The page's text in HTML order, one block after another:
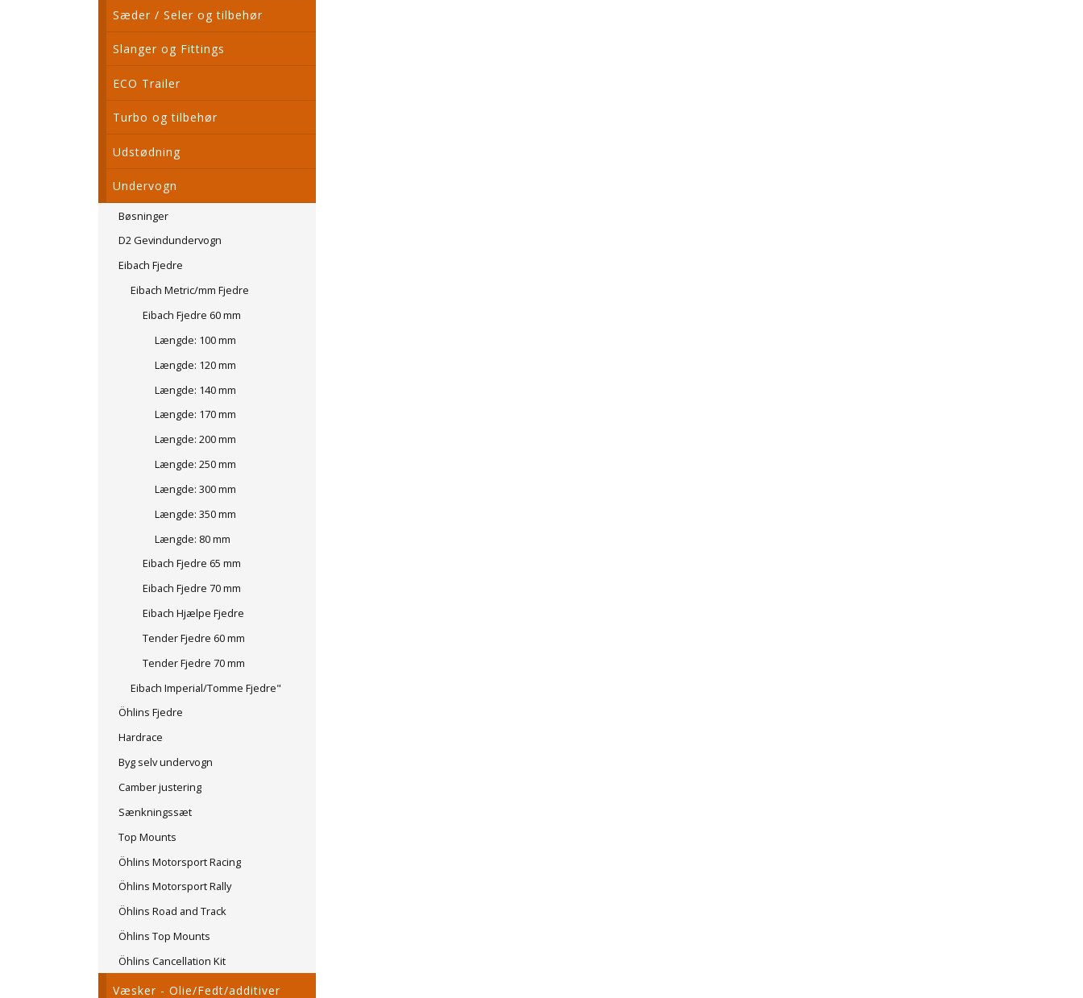
Sæder / Seler og tilbehør
Slanger og Fittings
ECO Trailer
Turbo og tilbehør
Udstødning
Undervogn
Bøsninger
D2 Gevindundervogn
Eibach Fjedre
Eibach Metric/mm Fjedre
Eibach Fjedre 60 mm
Længde: 100 mm
Længde: 120 mm
Længde: 140 mm
Længde: 170 mm
Længde: 200 mm
Længde: 250 mm
Længde: 300 mm
Længde: 350 mm
Længde: 80 mm
Eibach Fjedre 65 mm
Eibach Fjedre 70 mm
Eibach Hjælpe Fjedre
Tender Fjedre 60 mm
Tender Fjedre 70 mm
Eibach Imperial/Tomme Fjedre"
Öhlins Fjedre
Hardrace
Byg selv undervogn
Camber justering
Sænkningssæt
Top Mounts
Öhlins Motorsport Racing
Öhlins Motorsport Rally
Öhlins Road and Track
Öhlins Top Mounts
Öhlins Cancellation Kit
Væsker - Olie/Fedt/additiver